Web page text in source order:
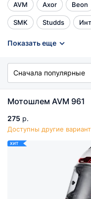
AVM Axor Beon
SMK Studds
Кроссовые очки
Показать еще
Сначала популярные
Мотошлем AVM 961
275 р.
Доступны другие
ХИТ